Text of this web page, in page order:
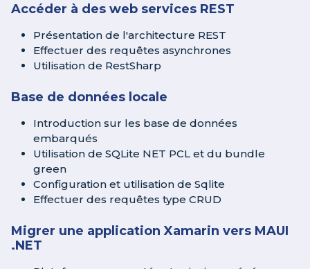
Accéder à des web services REST
Présentation de l'architecture REST
Effectuer des requêtes asynchrones
Utilisation de RestSharp
Base de données locale
Introduction sur les base de données
embarqués
Utilisation de SQLite NET PCL et du bundle
green
Configuration et utilisation de Sqlite
Effectuer des requêtes type CRUD
Migrer une application Xamarin vers MAUI
.NET